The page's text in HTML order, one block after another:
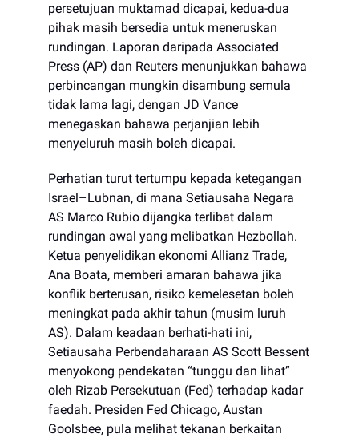
persetujuan muktamad dicapai, kedua-dua
pihak masih bersedia untuk meneruskan
rundingan. Laporan daripada Associated
Press (AP) dan Reuters menunjukkan bahawa
perbincangan mungkin disambung semula
tidak lama lagi, dengan JD Vance
menegaskan bahawa perjanjian lebih
menyeluruh masih boleh dicapai.
Perhatian turut tertumpu kepada ketegangan
Israel–Lubnan, di mana Setiausaha Negara
AS Marco Rubio dijangka terlibat dalam
rundingan awal yang melibatkan Hezbollah.
Ketua penyelidikan ekonomi Allianz Trade,
Ana Boata, memberi amaran bahawa jika
konflik berterusan, risiko kemelesetan boleh
meningkat pada akhir tahun (musim luruh
AS). Dalam keadaan berhati-hati ini,
Setiausaha Perbendaharaan AS Scott Bessent
menyokong pendekatan “tunggu dan lihat”
oleh Rizab Persekutuan (Fed) terhadap kadar
faedah. Presiden Fed Chicago, Austan
Goolsbee, pula melihat tekanan berkaitan